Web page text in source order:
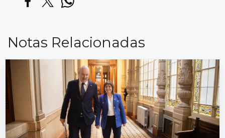
Notas Relacionadas